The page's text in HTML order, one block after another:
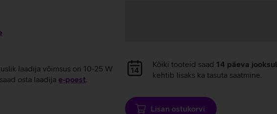
laadija võimsus on 10-25 W
osta laadija e‑poest.
Andmete
laadimine
Kõiki tooteid saad 14 päeva jooksul
kehtib lisaks ka tasuta saatmine.
Lisan ostukorvi